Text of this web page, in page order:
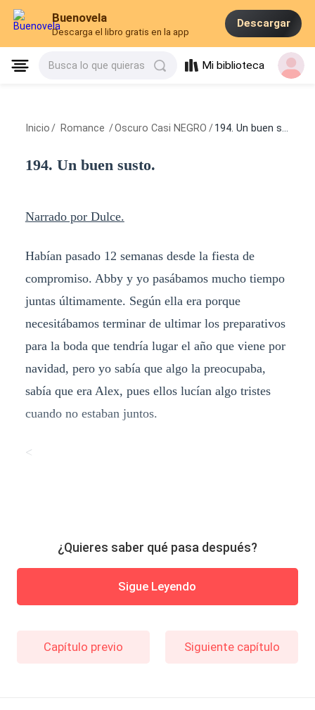
Buenovela
Descarga el libro gratis en la app
Descargar
Busca lo que quieras Mi biblioteca
Inicio / Romance /Oscuro Casi NEGRO / 194. Un buen susto.
194. Un buen susto.
Narrado por Dulce.
Habían pasado 12 semanas desde la fiesta de
compromiso. Abby y yo pasábamos mucho tiempo
juntas últimamente. Según ella era porque
necesitábamos terminar de ultimar los preparativos
para la boda que tendría lugar el año que viene por
navidad, pero yo sabía que algo la preocupaba,
sabía que era Alex, pues ellos lucían algo tristes
cuando no estaban juntos.
<
¿Quieres saber qué pasa después?
Sigue Leyendo
Capítulo previo Siguiente capítulo